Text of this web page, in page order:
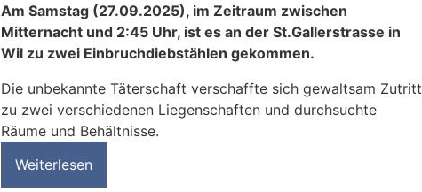
Am Samstag (27.09.2025), im Zeitraum zwischen
Mitternacht und 2:45 Uhr, ist es an der St.Gallerstrasse in
Wil zu zwei Einbruchdiebstählen gekommen.
Die unbekannte Täterschaft verschaffte sich gewaltsam Zutritt
zu zwei verschiedenen Liegenschaften und durchsuchte
Räume und Behältnisse.
Weiterlesen